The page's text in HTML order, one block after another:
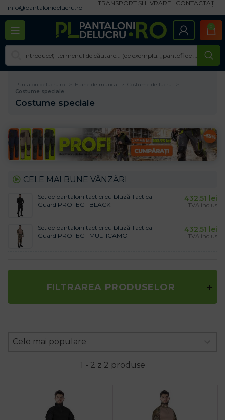
info@pantalonidelucru.ro
TRANSPORT ȘI LIVRARE CONTACTAȚI
0
Pantalonidelucru.ro Haine de munca
Costume de lucru
Costume speciale
Costume speciale
CELE MAI BUNE VÂNZĂRI
Set de pantaloni tactici cu bluză Tactical
Guard PROTECT BLACK
432.51 lei
TVA inclus
Set de pantaloni tactici cu bluză Tactical
Guard PROTECT MULTICAMO
432.51 lei
TVA inclus
FILTRAREA PRODUSELOR
Zoradenie produktov
Sort content
Cele mai populare
Sort content
1 - 2 z 2 produse